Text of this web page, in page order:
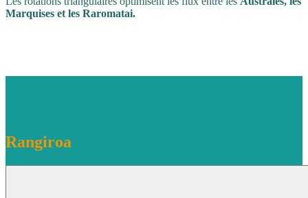
Marquises et les Raromatai.
Rangiroa